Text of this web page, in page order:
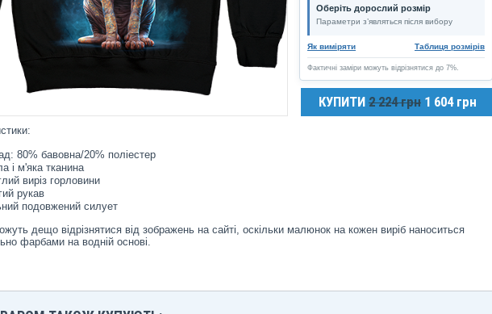
Оберіть дорослий розмір
Параметри з’являться після вибору
Як виміряти Таблиця розмірів
Фактичні заміри можуть відрізнятися до 7%.
КУПИТИ 2 224 грн 1 604 грн
80% бавовна/20% поліестер
і м'яка тканина
виріз горловини
рукав
подовжений силует
дещо відрізнятися від зображень на сайті, оскільки малюнок на кожен виріб наноситься
фарбами на водній основі.